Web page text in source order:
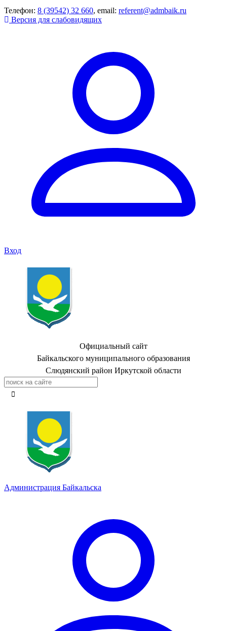
Телефон: 8 (39542) 32 660, email: referent@admbaik.ru
Версия для слабовидящих
Вход
Официальный сайт
Байкальского муниципального образования
Слюдянский район Иркутской области
Администрация Байкальска